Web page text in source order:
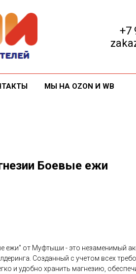
+7
МЫ НА OZON И WB
Боевые ежи
ежи" от Муфтыши - это незаменимый
Созданный с учетом всех
и удобно хранить магнезию,